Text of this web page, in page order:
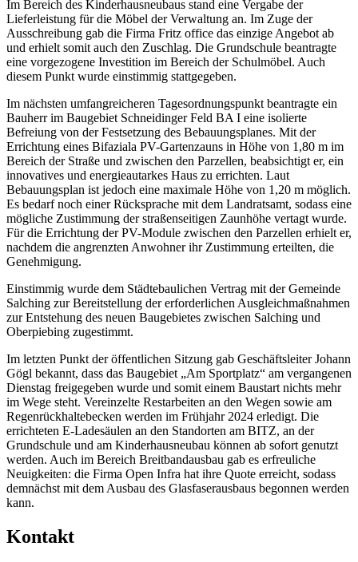
Im Bereich des Kinderhausneubaus stand eine Vergabe der
Lieferleistung für die Möbel der Verwaltung an. Im Zuge der
Ausschreibung gab die Firma Fritz office das einzige Angebot ab
und erhielt somit auch den Zuschlag. Die Grundschule beantragte
eine vorgezogene Investition im Bereich der Schulmöbel. Auch
diesem Punkt wurde einstimmig stattgegeben.
Im nächsten umfangreicheren Tagesordnungspunkt beantragte ein
Bauherr im Baugebiet Schneidinger Feld BA I eine isolierte
Befreiung von der Festsetzung des Bebauungsplanes. Mit der
Errichtung eines Bifaziala PV-Gartenzauns in Höhe von 1,80 m im
Bereich der Straße und zwischen den Parzellen, beabsichtigt er, ein
innovatives und energieautarkes Haus zu errichten. Laut
Bebauungsplan ist jedoch eine maximale Höhe von 1,20 m möglich.
Es bedarf noch einer Rücksprache mit dem Landratsamt, sodass eine
mögliche Zustimmung der straßenseitigen Zaunhöhe vertagt wurde.
Für die Errichtung der PV-Module zwischen den Parzellen erhielt er,
nachdem die angrenzten Anwohner ihr Zustimmung erteilten, die
Genehmigung.
Einstimmig wurde dem Städtebaulichen Vertrag mit der Gemeinde
Salching zur Bereitstellung der erforderlichen Ausgleichmaßnahmen
zur Entstehung des neuen Baugebietes zwischen Salching und
Oberpiebing zugestimmt.
Im letzten Punkt der öffentlichen Sitzung gab Geschäftsleiter Johann
Gögl bekannt, dass das Baugebiet „Am Sportplatz“ am vergangenen
Dienstag freigegeben wurde und somit einem Baustart nichts mehr
im Wege steht. Vereinzelte Restarbeiten an den Wegen sowie am
Regenrückhaltebecken werden im Frühjahr 2024 erledigt. Die
errichteten E-Ladesäulen an den Standorten am BITZ, an der
Grundschule und am Kinderhausneubau können ab sofort genutzt
werden. Auch im Bereich Breitbandausbau gab es erfreuliche
Neuigkeiten: die Firma Open Infra hat ihre Quote erreicht, sodass
demnächst mit dem Ausbau des Glasfaserausbaus begonnen werden
kann.
Kontakt